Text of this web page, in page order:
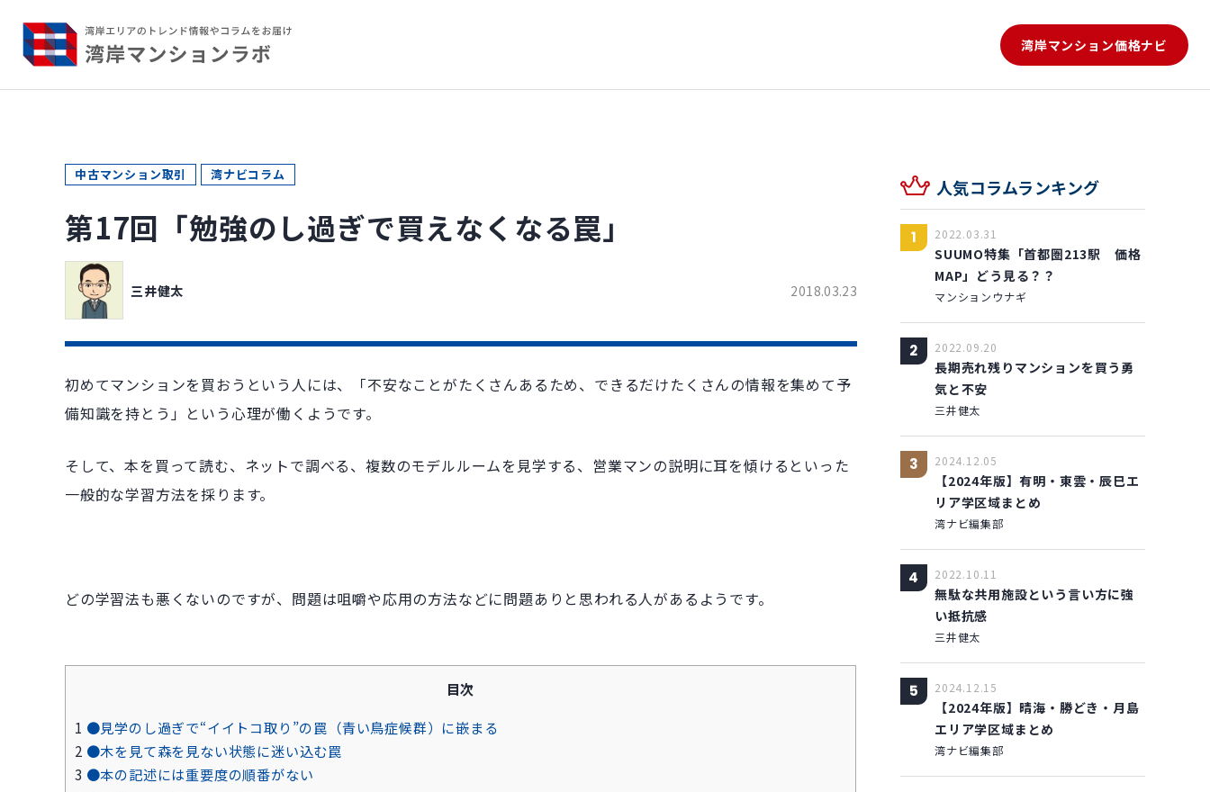
湾岸マンション価格ナビ
中古マンション取引 湾ナビコラム
第17回「勉強のし過ぎで買えなくなる罠」
三井健太 2018.03.23
初めてマンションを買おうという人には、「不安なことがたくさんあるため、できるだけたくさんの情報を集めて予
備知識を持とう」という心理が働くようです。
そして、本を買って読む、ネットで調べる、複数のモデルルームを見学する、営業マンの説明に耳を傾けるといった
一般的な学習方法を採ります。
どの学習法も悪くないのですが、問題は咀嚼や応用の方法などに問題ありと思われる人があるようです。
目次
1 ●見学のし過ぎで“イイトコ取り”の罠（青い鳥症候群）に嵌まる
2 ●木を見て森を見ない状態に迷い込む罠
3 ●本の記述には重要度の順番がない
人気コラムランキング
1 2022.03.31
SUUMO特集「首都圏213駅 価格
MAP」どう見る？？
マンションウナギ
2 2022.09.20
長期売れ残りマンションを買う勇
気と不安
三井健太
3 2024.12.05
【2024年版】有明・東雲・辰巳エ
リア学区域まとめ
湾ナビ編集部
4 2022.10.11
無駄な共用施設という言い方に強
い抵抗感
三井健太
5 2024.12.15
【2024年版】晴海・勝どき・月島
エリア学区域まとめ
湾ナビ編集部